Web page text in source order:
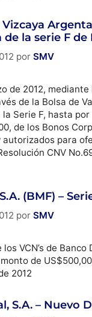
de la serie F de
por SMV
de 2012,
de la Bolsa de
Serie F, hasta
de los Bonos
autorizados para
CNV
(BMF) –
por SMV
VCN’s de Banco
de
2012
S.A. – Nuevo